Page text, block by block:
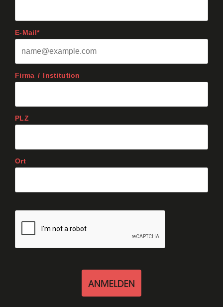
E-Mail*
Firma / Institution
PLZ
Ort
ANMELDEN